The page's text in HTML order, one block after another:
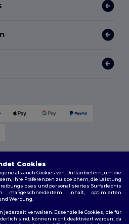
Cookies
als auch Cookies von Drittanbietern, um die
Ihre Präferenzen zu speichern, die Leistung
und personalisiertes Surferlebnis
maßgeschneidertem Inhalt, optimierten
Werbung.
jederzeit verwalten. Essenzielle Cookies, die für
sind, können nicht deaktiviert werden, da